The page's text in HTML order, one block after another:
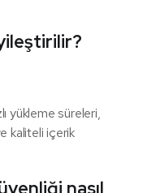
yükleme süreleri,
kaliteli içerik